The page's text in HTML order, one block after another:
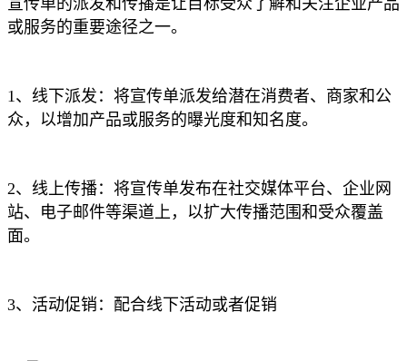
宣传单的派发和传播是让目标受众了解和关注企业产品
或服务的重要途径之一。
1、线下派发：将宣传单派发给潜在消费者、商家和公
众，以增加产品或服务的曝光度和知名度。
2、线上传播：将宣传单发布在社交媒体平台、企业网
站、电子邮件等渠道上，以扩大传播范围和受众覆盖
面。
3、活动促销：配合线下活动或者促销